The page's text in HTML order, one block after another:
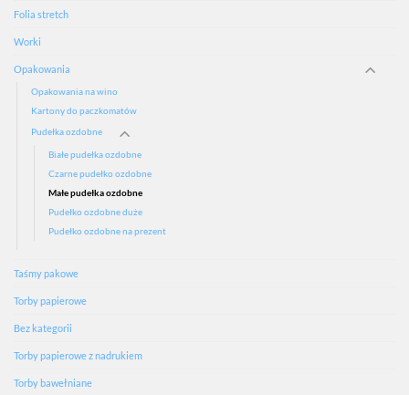
Folia stretch
Worki
Opakowania
Opakowania na wino
Kartony do paczkomatów
Pudełka ozdobne
Białe pudełka ozdobne
Czarne pudełko ozdobne
Małe pudełka ozdobne
Pudełko ozdobne duże
Pudełko ozdobne na prezent
Taśmy pakowe
Torby papierowe
Bez kategorii
Torby papierowe z nadrukiem
Torby bawełniane